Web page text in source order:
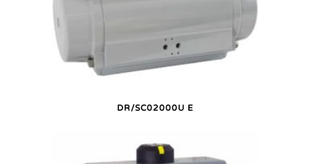
DR/SC02000U E